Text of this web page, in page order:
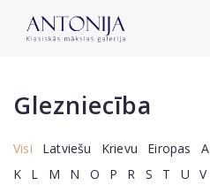
Glezniecība
Visi Latviešu Krievu Eiropas A
K
L M N O P R S T U V